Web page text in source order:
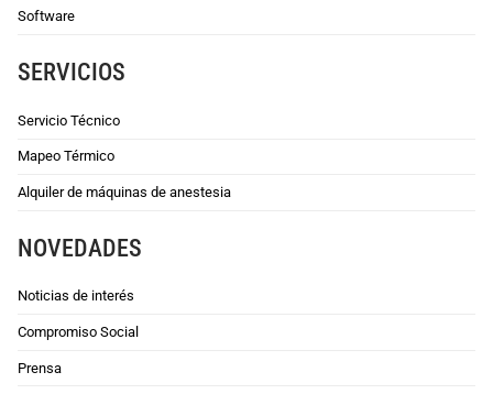
Software
SERVICIOS
Servicio Técnico
Mapeo Térmico
Alquiler de máquinas de anestesia
NOVEDADES
Noticias de interés
Compromiso Social
Prensa